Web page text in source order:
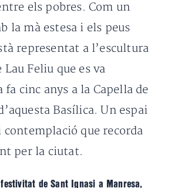
els pobres. Com un
la mà estesa i els peus
representat a l’escultura
Lau Feliu que es va
fa cinc anys a la Capella de
Basílica. Un espai
contemplació que recorda
per la ciutat.
de Sant Ignasi a Manresa,